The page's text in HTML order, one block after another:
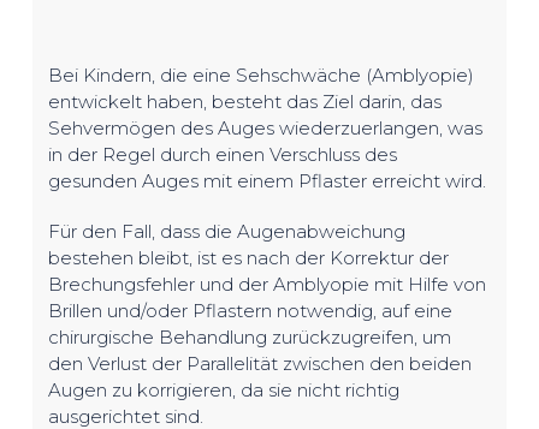
Bei Kindern, die eine Sehschwäche (Amblyopie)
entwickelt haben, besteht das Ziel darin, das
Sehvermögen des Auges wiederzuerlangen, was
in der Regel durch einen Verschluss des
gesunden Auges mit einem Pflaster erreicht wird.
Für den Fall, dass die Augenabweichung
bestehen bleibt, ist es nach der Korrektur der
Brechungsfehler und der Amblyopie mit Hilfe von
Brillen und/oder Pflastern notwendig, auf eine
chirurgische Behandlung zurückzugreifen, um
den Verlust der Parallelität zwischen den beiden
Augen zu korrigieren, da sie nicht richtig
ausgerichtet sind.